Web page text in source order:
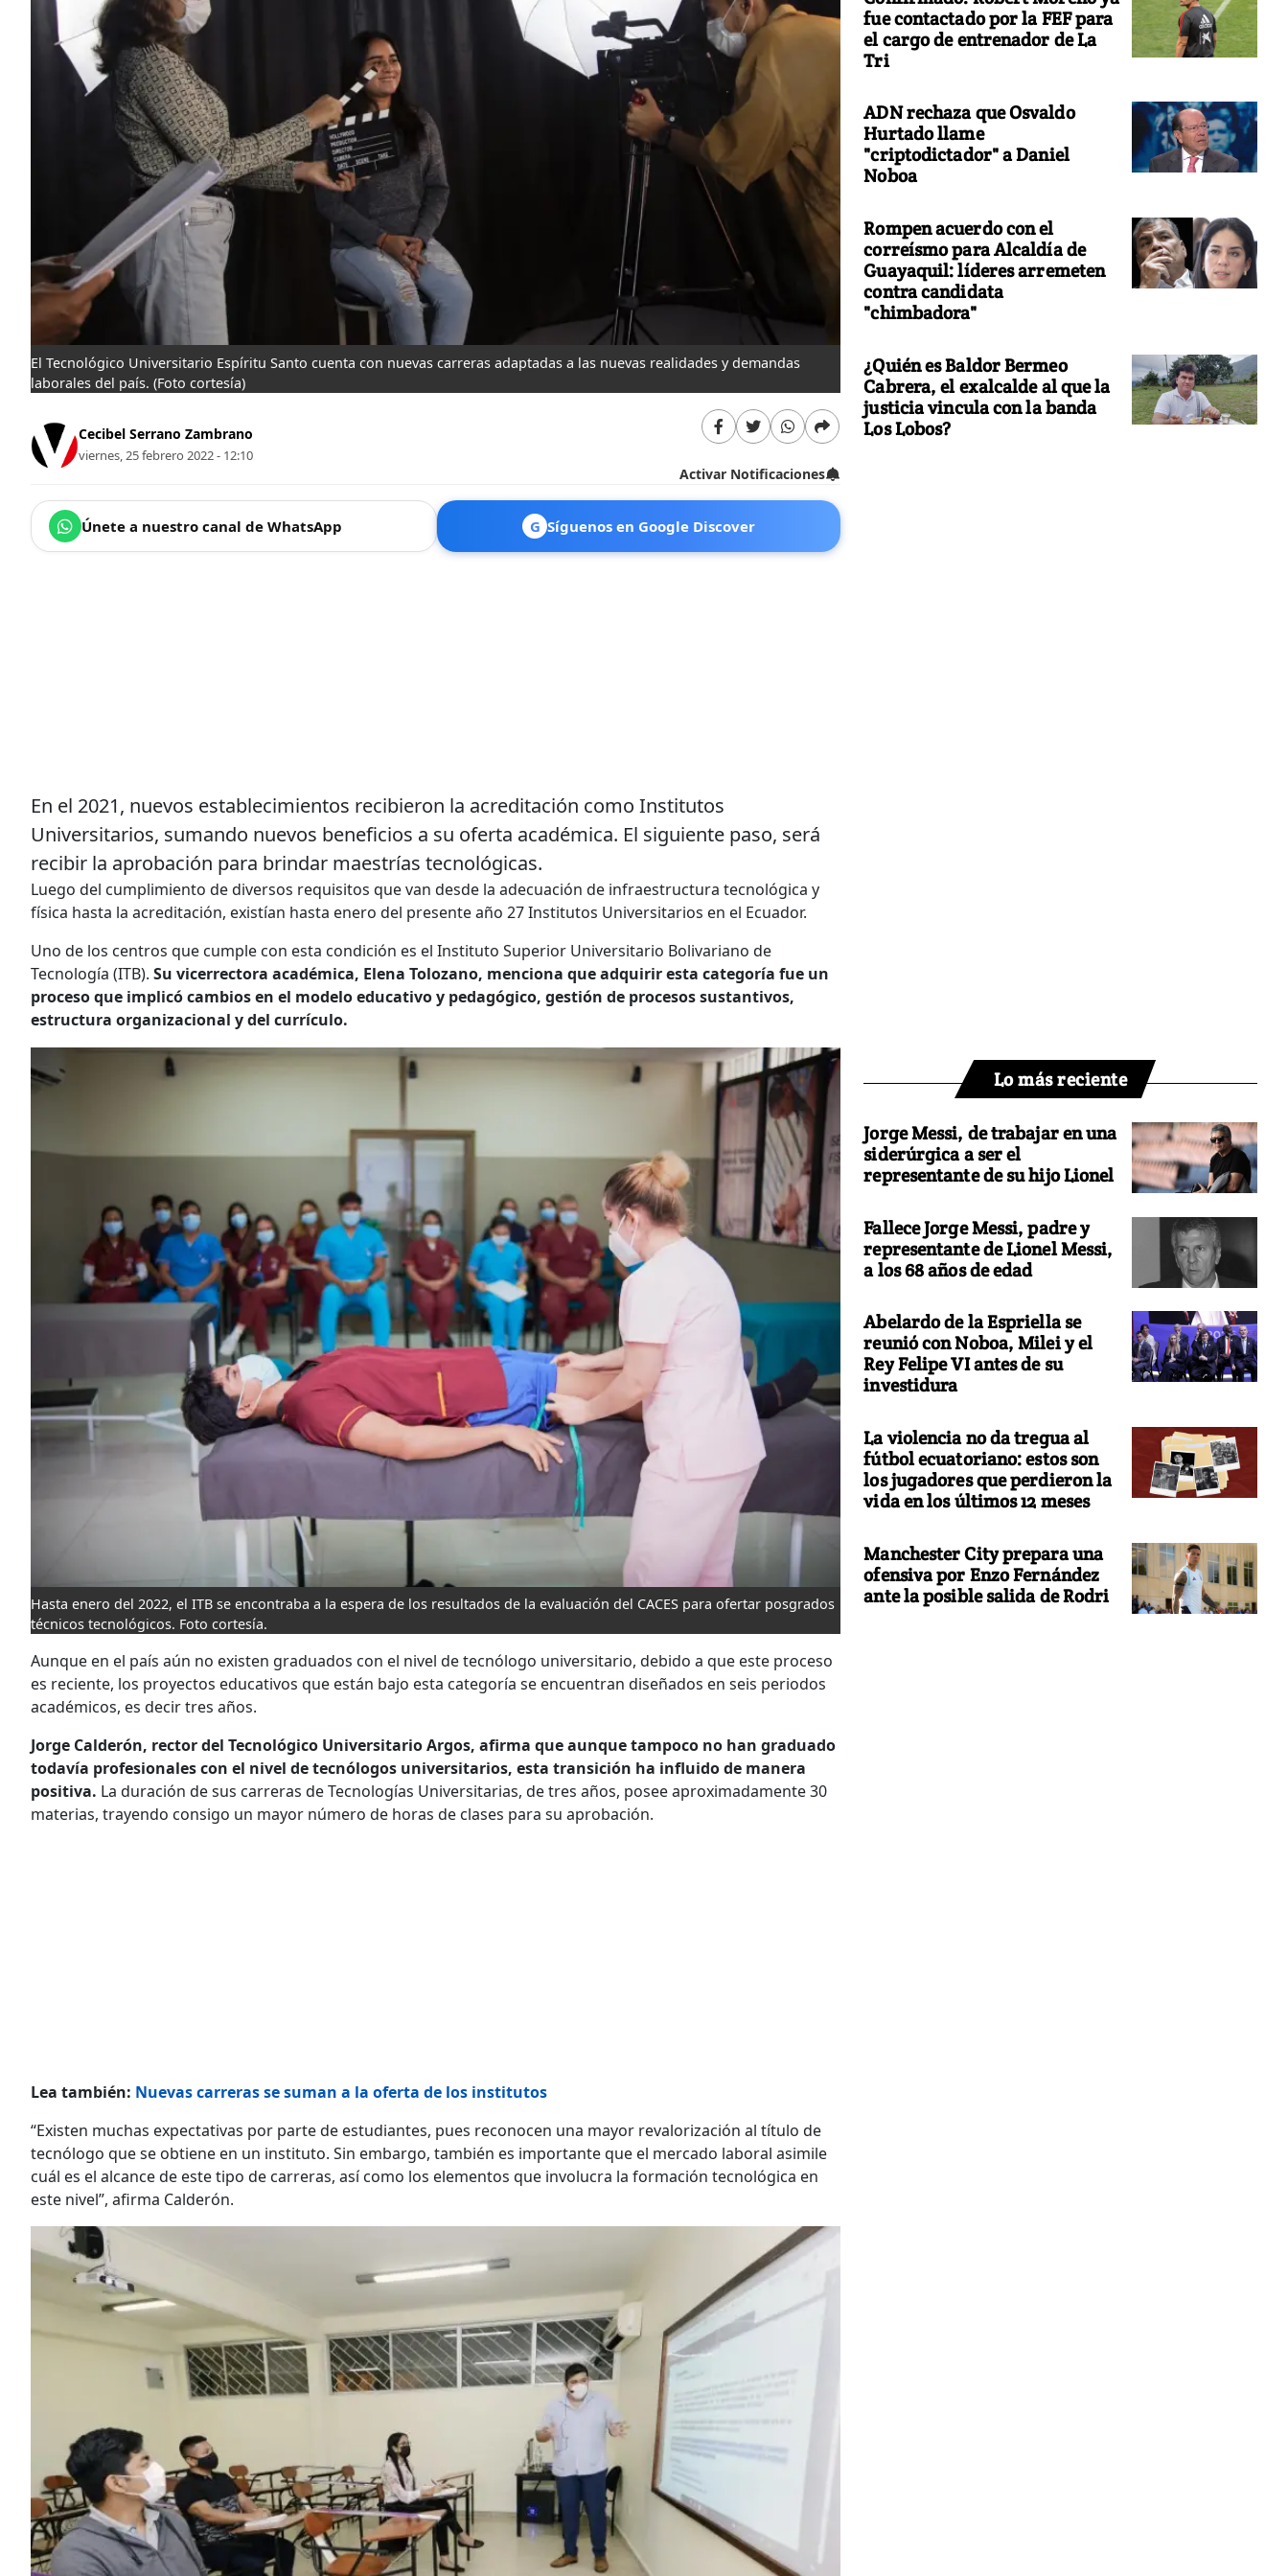
El Tecnológico Universitario Espíritu Santo cuenta con nuevas carreras adaptadas a las nuevas realidades y demandas
laborales del país. (Foto cortesía)
Cecibel Serrano Zambrano
viernes, 25 febrero 2022 - 12:10
Activar Notificaciones
Únete a nuestro canal de WhatsApp G Síguenos en Google Discover
En el 2021, nuevos establecimientos recibieron la acreditación como Institutos
Universitarios, sumando nuevos beneficios a su oferta académica. El siguiente paso, será
recibir la aprobación para brindar maestrías tecnológicas.
Luego del cumplimiento de diversos requisitos que van desde la adecuación de infraestructura tecnológica y
física hasta la acreditación, existían hasta enero del presente año 27 Institutos Universitarios en el Ecuador.
Uno de los centros que cumple con esta condición es el Instituto Superior Universitario Bolivariano de
Tecnología (ITB). Su vicerrectora académica, Elena Tolozano, menciona que adquirir esta categoría fue un
proceso que implicó cambios en el modelo educativo y pedagógico, gestión de procesos sustantivos,
estructura organizacional y del currículo.
Hasta enero del 2022, el ITB se encontraba a la espera de los resultados de la evaluación del CACES para ofertar posgrados
técnicos tecnológicos. Foto cortesía.
Aunque en el país aún no existen graduados con el nivel de tecnólogo universitario, debido a que este proceso
es reciente, los proyectos educativos que están bajo esta categoría se encuentran diseñados en seis periodos
académicos, es decir tres años.
Jorge Calderón, rector del Tecnológico Universitario Argos, afirma que aunque tampoco no han graduado
todavía profesionales con el nivel de tecnólogos universitarios, esta transición ha influido de manera
positiva. La duración de sus carreras de Tecnologías Universitarias, de tres años, posee aproximadamente 30
materias, trayendo consigo un mayor número de horas de clases para su aprobación.
Lea también: Nuevas carreras se suman a la oferta de los institutos
“Existen muchas expectativas por parte de estudiantes, pues reconocen una mayor revalorización al título de
tecnólogo que se obtiene en un instituto. Sin embargo, también es importante que el mercado laboral asimile
cuál es el alcance de este tipo de carreras, así como los elementos que involucra la formación tecnológica en
este nivel”, afirma Calderón.
fue contactado por la FEF para
el cargo de entrenador de La
Tri
ADN rechaza que Osvaldo
Hurtado llame
"criptodictador" a Daniel
Noboa
Rompen acuerdo con el
correísmo para Alcaldía de
Guayaquil: líderes arremeten
contra candidata
"chimbadora"
¿Quién es Baldor Bermeo
Cabrera, el exalcalde al que la
justicia vincula con la banda
Los Lobos?
Lo más reciente
Jorge Messi, de trabajar en una
siderúrgica a ser el
representante de su hijo Lionel
Fallece Jorge Messi, padre y
representante de Lionel Messi,
a los 68 años de edad
Abelardo de la Espriella se
reunió con Noboa, Milei y el
Rey Felipe VI antes de su
investidura
La violencia no da tregua al
fútbol ecuatoriano: estos son
los jugadores que perdieron la
vida en los últimos 12 meses
Manchester City prepara una
ofensiva por Enzo Fernández
ante la posible salida de Rodri